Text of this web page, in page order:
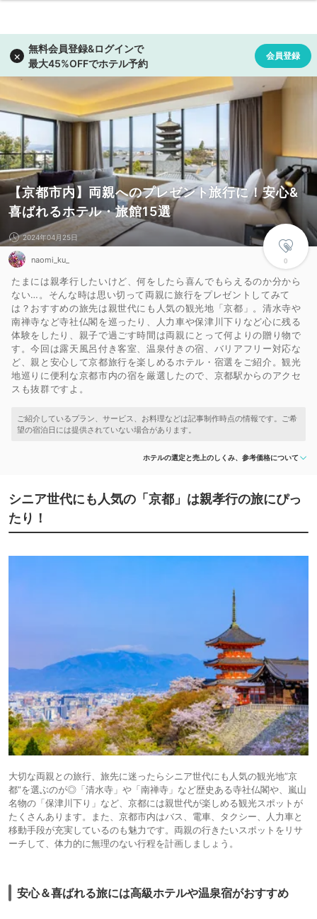
【京都市内】両親へのプレゼント旅行に！安心&
喜ばれるホテル・旅館15選
0
2024年04月25日
naomi_ku_
たまには親孝行したいけど、何をしたら喜んでもらえるのか分から
ない…。そんな時は思い切って両親に旅行をプレゼントしてみて
は？おすすめの旅先は親世代にも人気の観光地「京都」。清水寺や
南禅寺など寺社仏閣を巡ったり、人力車や保津川下りなど心に残る
体験をしたり、親子で過ごす時間は両親にとって何よりの贈り物で
す。今回は露天風呂付き客室、温泉付きの宿、バリアフリー対応な
ど、親と安心して京都旅行を楽しめるホテル・宿選をご紹介。観光
地巡りに便利な京都市内の宿を厳選したので、京都駅からのアクセ
スも抜群ですよ。
ホテルの選定と売上のしくみ、参考価格について
シニア世代にも人気の「京都」は親孝行の旅にぴっ
たり！
大切な両親との旅行、旅先に迷ったらシニア世代にも人気の観光地”京
都”を選ぶのが◎「清水寺」や「南禅寺」など歴史ある寺社仏閣や、嵐山
名物の「保津川下り」など、京都には親世代が楽しめる観光スポットが
たくさんあります。また、京都市内はバス、電車、タクシー、人力車と
移動手段が充実しているのも魅力です。両親の行きたいスポットをリサ
ーチして、体力的に無理のない行程を計画しましょう。
安心＆喜ばれる旅には高級ホテルや温泉宿がおすすめ